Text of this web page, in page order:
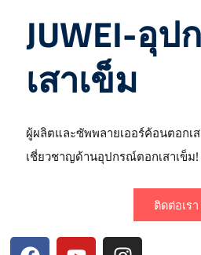
JUWEI-อุ
เสาเข็ม
ผู้ผลิตและซัพพลายเออร์ค้อนตอกเ
เชี่ยวชาญด้านอุปกรณ์ตอกเสาเข็ม!
ติดต่อเรา
เ ยู อิ